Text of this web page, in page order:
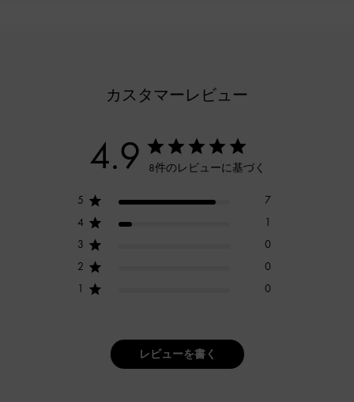
カスタマーレビュー
4.9 8件のレビューに基づく
5
7
4
1
3
0
2
0
1
0
レビューを書く